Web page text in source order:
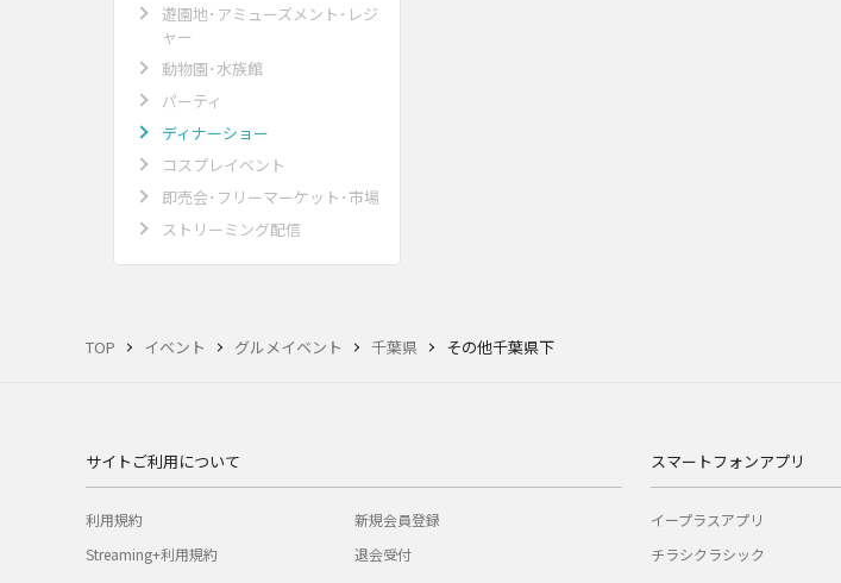
TOP イベント グルメイベント 千葉県 その他千葉県下
遊園地･アミューズメント･レジ
ャー
動物園･水族館
パーティ
ディナーショー
コスプレイベント
即売会･フリーマーケット･市場
ストリーミング配信
サイトご利用について
利用規約
Streaming+利用規約
新規会員登録
退会受付
スマートフォンアプリ
イープラスアプリ
チラシクラシック